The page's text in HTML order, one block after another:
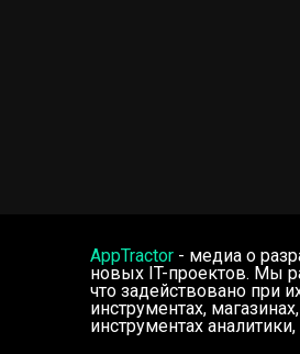
AppTractor - медиа о
новых IT-проектов. Мы
что задействовано при
инструментах,
инструментах